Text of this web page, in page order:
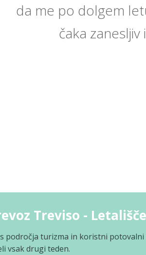
da me po dolgem
čaka
Treviso -
področja turizma in koristni
vsak drugi teden.